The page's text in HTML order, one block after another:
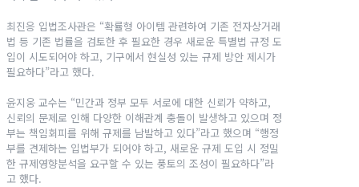
최진응 입법조사관은 “확률형 아이템 관련하여 기존 전자상거래
법 등 기존 법률을 검토한 후 필요한 경우 새로운 특별법 규정 도
입이 시도되어야 하고, 기구에서 현실성 있는 규제 방안 제시가
필요하다”라고 했다.
윤지웅 교수는 “민간과 정부 모두 서로에 대한 신뢰가 약하고,
신뢰의 문제로 인해 다양한 이해관계 충돌이 발생하고 있으며 정
부는 책임회피를 위해 규제를 남발하고 있다”라고 했으며 “행정
부를 견제하는 입법부가 되어야 하고, 새로운 규제 도입 시 정밀
한 규제영향분석을 요구할 수 있는 풍토의 조성이 필요하다”라
고 했다.